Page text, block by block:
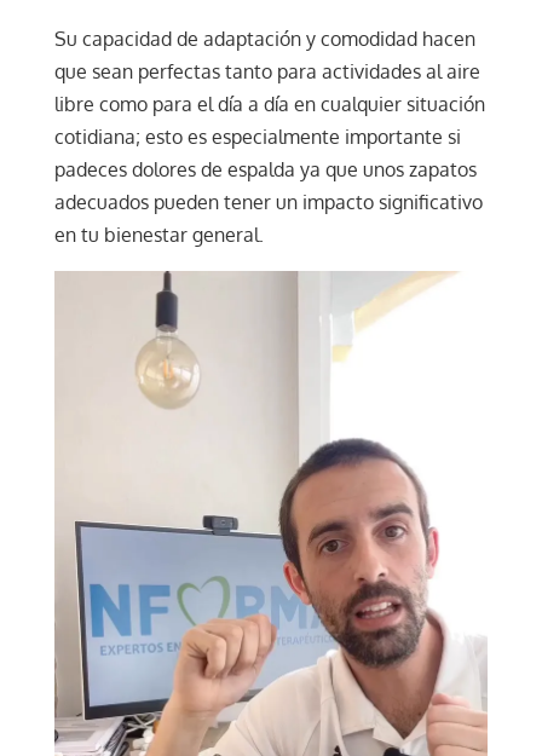
Su capacidad de adaptación y comodidad hacen
que sean perfectas tanto para actividades al aire
libre como para el día ​​​​​a día en cualquier situación
cotidiana; esto es especialmente importante si
padeces dolores de espalda ya que unos zapatos
adecuados pueden tener un impacto significativo
en tu bienestar general.